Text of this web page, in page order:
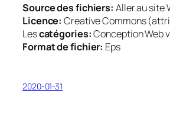
Source des fichiers: Aller au site
Licence: Creative Commons
Lescatégories:Conception Web
Format de fichier: Eps
2020-01-31